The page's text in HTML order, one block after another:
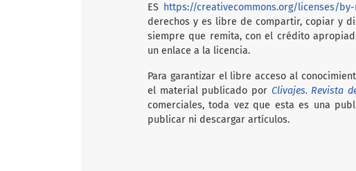
ES https://creativecommons.org/licenses/
derechos y es libre de compartir, copiar y
siempre que remita, con el crédito
un enlace a la licencia.
Para garantizar el libre acceso al
el material publicado por Clivajes. Revista
comerciales, toda vez que esta es una
publicar ni descargar artículos.